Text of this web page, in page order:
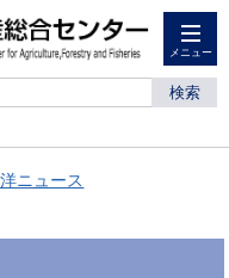
メニュー
検索
ニュース